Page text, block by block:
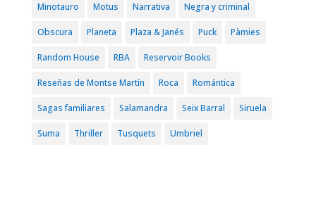
Minotauro Motus Narrativa Negra y criminal
Obscura Planeta Plaza & Janés Puck Pàmies
Random House RBA Reservoir Books
Reseñas de Montse Martín Roca Romántica
Sagas familiares Salamandra Seix Barral Siruela
Suma Thriller Tusquets Umbriel